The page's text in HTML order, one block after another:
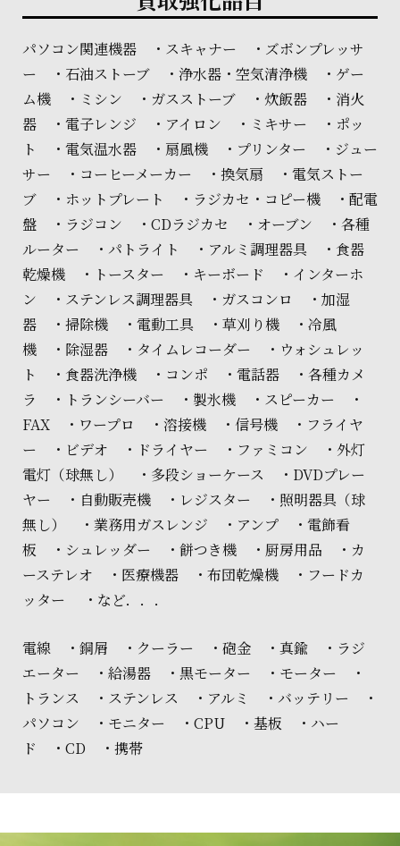
パソコン関連機器 ・スキャナー ・ズボンプレッサ
ー ・石油ストーブ ・浄水器・空気清浄機 ・ゲー
ム機 ・ミシン ・ガスストーブ ・炊飯器 ・消火
器 ・電子レンジ ・アイロン ・ミキサー ・ポッ
ト ・電気温水器 ・扇風機 ・プリンター ・ジュー
サー ・コーヒーメーカー ・換気扇 ・電気ストー
ブ ・ホットプレート ・ラジカセ・コピー機 ・配電
盤 ・ラジコン ・CDラジカセ ・オーブン ・各種
ルーター ・パトライト ・アルミ調理器具 ・食器
乾燥機 ・トースター ・キーボード ・インターホ
ン ・ステンレス調理器具 ・ガスコンロ ・加湿
器 ・掃除機 ・電動工具 ・草刈り機 ・冷風
機 ・除湿器 ・タイムレコーダー ・ウォシュレッ
ト ・食器洗浄機 ・コンポ ・電話器 ・各種カメ
ラ ・トランシーバー ・製氷機 ・スピーカー ・
FAX ・ワープロ ・溶接機 ・信号機 ・フライヤ
ー ・ビデオ ・ドライヤー ・ファミコン ・外灯
電灯（球無し） ・多段ショーケース ・DVDプレー
ヤー ・自動販売機 ・レジスター ・照明器具（球
無し） ・業務用ガスレンジ ・アンプ ・電飾看
板 ・シュレッダー ・餅つき機 ・厨房用品 ・カ
ーステレオ ・医療機器 ・布団乾燥機 ・フードカ
ッター ・など．．．
電線 ・銅屑 ・クーラー ・砲金 ・真鍮 ・ラジ
エーター ・給湯器 ・黒モーター ・モーター ・
トランス ・ステンレス ・アルミ ・バッテリー ・
パソコン ・モニター ・CPU ・基板 ・ハー
ド ・CD ・携帯